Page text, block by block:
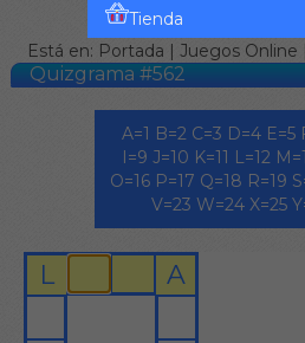
Tienda
Está en: Portada | Juegos Online
Quizgrama #562
A=1 B=2 C=3 D=4 E=5
I=9 J=10 K=11 L=12
O=16 P=17 Q=18 R=19
V=23 W=24 X=25